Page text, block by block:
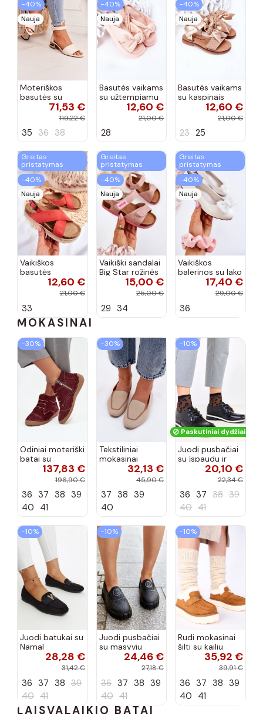
−40%
Nauja
Moteriškos
basutės su
aukso spalvos
kulniukais Laura
spalvos
71,53 €
119,22 €
35 36 38
−40%
Nauja
Basutės vaikams
su užtempiamu
užsegimu
rožinės spalvos
12,60 €
21,00 €
28
−40%
Nauja
Basutės vaikams
su kaspinais
aukso spalvos
12,60 €
21,00 €
23 25
Greitas
pristatymas
−40%
Nauja
Vaikiškos
basutės
koralinės12,60 €
21,00 €
33
Greitas
pristatymas
−40%
Nauja
Vaikiški sandalai
Big Star rožinės
spalvos15,00 €
25,00 €
29 34
Greitas
pristatymas
−40%
Nauja
Vaikiškos
balerinos su lako
efektu ir
kaspinais baltos
17,40 €
29,00 €
36
MOKASINAI
−30%
Odiniai moteriški
batai su
siūlėmis, pilies
tipo, Artiker
spalvos
137,83 €
196,90 €
36 37 38 39
40 41
−30%
Tekstiliniai
mokasinai
smėlio spalvos
32,13 €
45,90 €
37 38 39
40
−10%
Paskutiniai dydžiai!
Juodi pusbačiai
su įspaudu ir
kvadratiniu
priekiu Kerawa
20,10 €
22,34 €
36 37 38 39
40 41
−10%
Juodi batukai su
Namal
dekoracija28,28 €
31,42 €
36 37 38 39
40 41
−10%
Juodi pusbačiai
su masyviu
padu Teska24,46 €
27,18 €
36 37 38 39
40 41
−10%
Rudi mokasinai
šilti su kailiu
35,92 €
39,91 €
36 37 38 39
40 41
LAISVALAIKIO BATAI